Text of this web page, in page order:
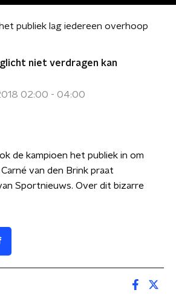
het publiek lag iedereen overhoop
niet verdragen kan
02:00 - 04:00
de kampioen het publiek in om
van den Brink praat
Sportnieuws. Over dit bizarre